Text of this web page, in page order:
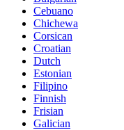
Cebuano
Chichewa
Corsican
Croatian
Dutch
Estonian
Filipino
Finnish
Frisian
Galician